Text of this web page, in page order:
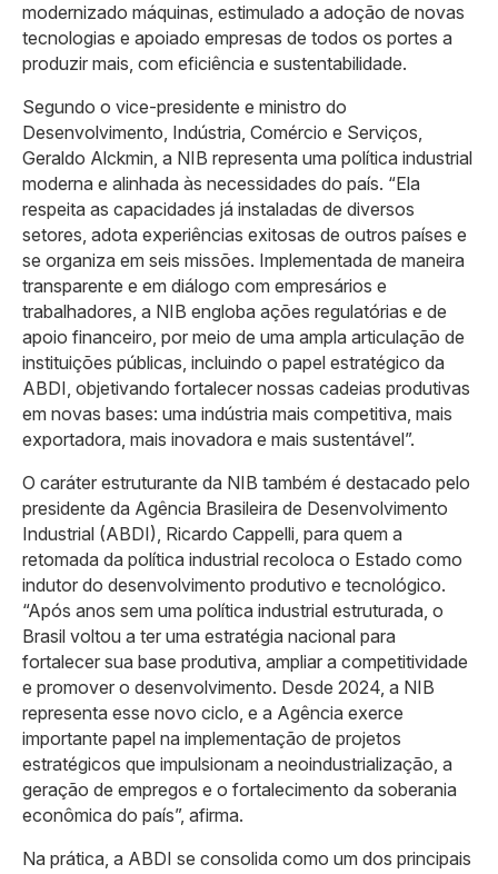
modernizado máquinas, estimulado a adoção de novas
tecnologias e apoiado empresas de todos os portes a
produzir mais, com eficiência e sustentabilidade.
Segundo o vice-presidente e ministro do
Desenvolvimento, Indústria, Comércio e Serviços,
Geraldo Alckmin, a NIB representa uma política industrial
moderna e alinhada às necessidades do país. “Ela
respeita as capacidades já instaladas de diversos
setores, adota experiências exitosas de outros países e
se organiza em seis missões. Implementada de maneira
transparente e em diálogo com empresários e
trabalhadores, a NIB engloba ações regulatórias e de
apoio financeiro, por meio de uma ampla articulação de
instituições públicas, incluindo o papel estratégico da
ABDI, objetivando fortalecer nossas cadeias produtivas
em novas bases: uma indústria mais competitiva, mais
exportadora, mais inovadora e mais sustentável”.
O caráter estruturante da NIB também é destacado pelo
presidente da Agência Brasileira de Desenvolvimento
Industrial (ABDI), Ricardo Cappelli, para quem a
retomada da política industrial recoloca o Estado como
indutor do desenvolvimento produtivo e tecnológico.
“Após anos sem uma política industrial estruturada, o
Brasil voltou a ter uma estratégia nacional para
fortalecer sua base produtiva, ampliar a competitividade
e promover o desenvolvimento. Desde 2024, a NIB
representa esse novo ciclo, e a Agência exerce
importante papel na implementação de projetos
estratégicos que impulsionam a neoindustrialização, a
geração de empregos e o fortalecimento da soberania
econômica do país”, afirma.
Na prática, a ABDI se consolida como um dos principais